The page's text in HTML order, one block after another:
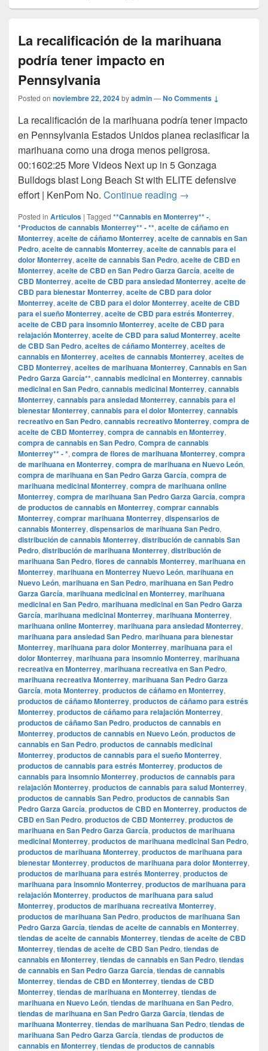
La recalificación de la marihuana
podría tener impacto en
Pennsylvania
Posted on noviembre 22, 2024byadmin—No Comments ↓
La recalificación de la marihuana podría tener impacto
en Pennsylvania Estados Unidos planea reclasificar la
marihuana como una droga menos peligrosa.
00:1602:25 More Videos Next up in 5 Gonzaga
Bulldogs blast Long Beach St with ELITE defensive
effort | KenPom No. Continue reading La recalificación de
→
Posted in Articulos | Tagged **Cannabis en Monterrey** -,
*Productos de cannabis Monterrey** - **, aceite de cáñamo en
Monterrey, aceite de cáñamo Monterrey, aceite de cannabis en San
Pedro, aceite de cannabis Monterrey, aceite de cannabis para el
dolor Monterrey, aceite de cannabis San Pedro, aceite de CBD en
Monterrey, aceite de CBD en San Pedro Garza García, aceite de
CBD Monterrey, aceite de CBD para ansiedad Monterrey, aceite de
CBD para bienestar Monterrey, aceite de CBD para dolor
Monterrey, aceite de CBD para el dolor Monterrey, aceite de CBD
para el sueño Monterrey, aceite de CBD para estrés Monterrey,
aceite de CBD para insomnio Monterrey, aceite de CBD para
relajación Monterrey, aceite de CBD para salud Monterrey, aceite
de CBD San Pedro, aceites de cáñamo Monterrey, aceites de
cannabis en Monterrey, aceites de cannabis Monterrey, aceites de
CBD Monterrey, aceites de marihuana Monterrey, Cannabis en San
Pedro Garza García**, cannabis medicinal en Monterrey, cannabis
medicinal en San Pedro, cannabis medicinal Monterrey, cannabis
Monterrey, cannabis para ansiedad Monterrey, cannabis para el
bienestar Monterrey, cannabis para el dolor Monterrey, cannabis
recreativo en San Pedro, cannabis recreativo Monterrey, compra de
aceite de CBD Monterrey, compra de cannabis en Monterrey,
compra de cannabis en San Pedro, Compra de cannabis
Monterrey** - *, compra de flores de marihuana Monterrey, compra
de marihuana en Monterrey, compra de marihuana en Nuevo León,
compra de marihuana en San Pedro Garza García, compra de
marihuana medicinal Monterrey, compra de marihuana online
Monterrey, compra de marihuana San Pedro Garza García, compra
de productos de cannabis en Monterrey, comprar cannabis
Monterrey, comprar marihuana Monterrey, dispensarios de
cannabis Monterrey, dispensarios de marihuana San Pedro,
distribución de cannabis Monterrey, distribución de cannabis San
Pedro, distribución de marihuana Monterrey, distribución de
marihuana San Pedro, flores de cannabis Monterrey, marihuana en
Monterrey, marihuana en Monterrey Nuevo León, marihuana en
Nuevo León, marihuana en San Pedro, marihuana en San Pedro
Garza García, marihuana medicinal en Monterrey, marihuana
medicinal en San Pedro, marihuana medicinal en San Pedro Garza
García, marihuana medicinal Monterrey, marihuana Monterrey,
marihuana online Monterrey, marihuana para ansiedad Monterrey,
marihuana para ansiedad San Pedro, marihuana para bienestar
Monterrey, marihuana para dolor Monterrey, marihuana para el
dolor Monterrey, marihuana para insomnio Monterrey, marihuana
recreativa en Monterrey, marihuana recreativa en San Pedro,
marihuana recreativa Monterrey, marihuana San Pedro Garza
García, mota Monterrey, productos de cáñamo en Monterrey,
productos de cáñamo Monterrey, productos de cáñamo para estrés
Monterrey, productos de cáñamo para relajación Monterrey,
productos de cáñamo San Pedro, productos de cannabis en
Monterrey, productos de cannabis en Nuevo León, productos de
cannabis en San Pedro, productos de cannabis medicinal
Monterrey, productos de cannabis para el sueño Monterrey,
productos de cannabis para estrés Monterrey, productos de
cannabis para insomnio Monterrey, productos de cannabis para
relajación Monterrey, productos de cannabis para salud Monterrey,
productos de cannabis San Pedro, productos de cannabis San
Pedro Garza García, productos de CBD en Monterrey, productos de
CBD en San Pedro, productos de CBD Monterrey, productos de
marihuana en San Pedro Garza García, productos de marihuana
medicinal Monterrey, productos de marihuana medicinal San Pedro,
productos de marihuana Monterrey, productos de marihuana para
bienestar Monterrey, productos de marihuana para dolor Monterrey,
productos de marihuana para estrés Monterrey, productos de
marihuana para insomnio Monterrey, productos de marihuana para
relajación Monterrey, productos de marihuana para salud
Monterrey, productos de marihuana recreativa Monterrey,
productos de marihuana San Pedro, productos de marihuana San
Pedro Garza García, tiendas de aceite de cannabis en Monterrey,
tiendas de aceite de cannabis Monterrey, tiendas de aceite de CBD
Monterrey, tiendas de aceite de CBD San Pedro, tiendas de
cannabis en Monterrey, tiendas de cannabis en San Pedro, tiendas
de cannabis en San Pedro Garza García, tiendas de cannabis
Monterrey, tiendas de CBD en Monterrey, tiendas de CBD
Monterrey, tiendas de marihuana en Monterrey, tiendas de
marihuana en Nuevo León, tiendas de marihuana en San Pedro,
tiendas de marihuana en San Pedro Garza García, tiendas de
marihuana Monterrey, tiendas de marihuana San Pedro, tiendas de
marihuana San Pedro Garza García, tiendas de productos de
cannabis en Monterrey, tiendas de productos de cannabis